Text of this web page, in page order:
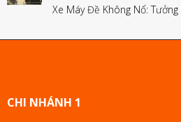
Xe Máy Đề Không Nổ:
CHI NHÁNH 1